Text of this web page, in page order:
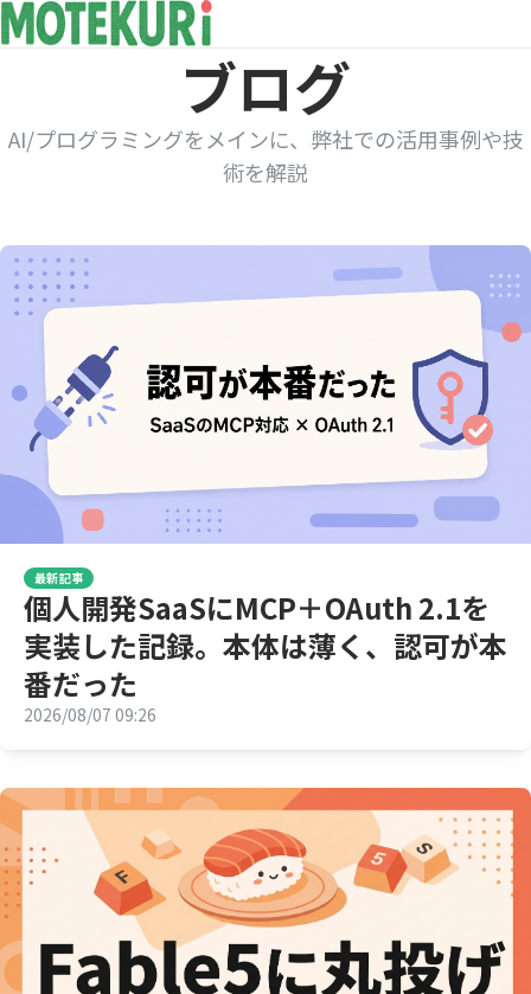
ブログ
AI/プログラミングをメインに、弊社での活用事例や技
術を解説
最新記事
個人開発SaaSにMCP＋OAuth 2.1を
実装した記録。本体は薄く、認可が本
番だった
2026/08/07 09:26